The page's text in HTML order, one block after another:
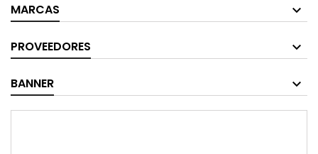
MARCAS
PROVEEDORES
BANNER